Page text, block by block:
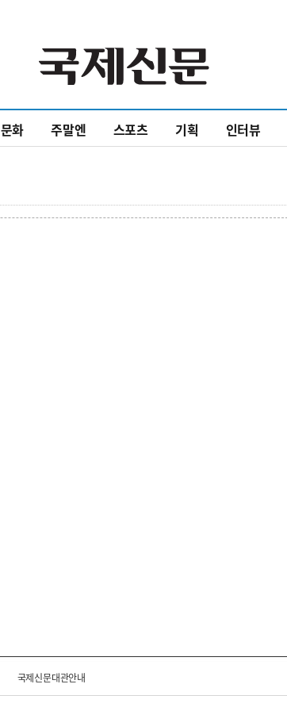
문화 주말엔 스포츠 기획 인터뷰
국제신문대관안내